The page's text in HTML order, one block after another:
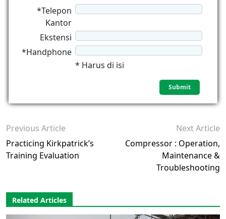
*Telepon
Kantor
Ekstensi
*Handphone
* Harus di isi
Previous Article
Practicing Kirkpatrick’s
Training Evaluation
Next Article
Compressor : Operation,
Maintenance &
Troubleshooting
Related Articles